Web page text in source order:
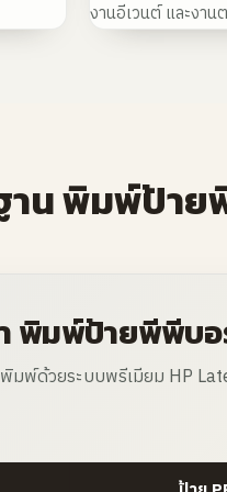
งานอีเวนต์ และงา
าน พิมพ์ป้า
พิมพ์ป้ายพีพีบ
มพ์ด้วยระบบพรีเมียม HP